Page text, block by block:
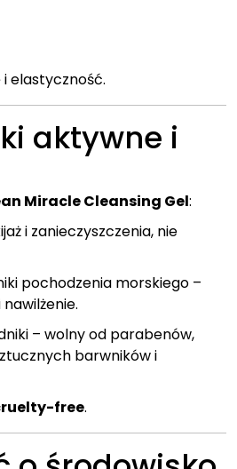
elastyczność.
aktywne i
Miracle Cleansing Gel:
i zanieczyszczenia, nie
pochodzenia morskiego –
– wolny od parabenów,
barwników i
free.